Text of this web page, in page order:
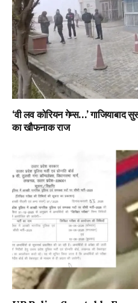
‘वी लव कोरियन गेम्स…’ गाजियाबाद
का खौफनाक राज